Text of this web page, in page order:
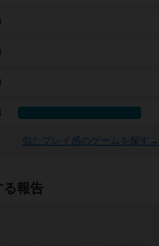
似たプレイ感のゲームを探す→
る報告